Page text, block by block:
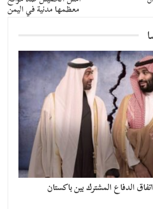
معظمها مدنية في اليمن
الدفاع المشترك بين باكستان